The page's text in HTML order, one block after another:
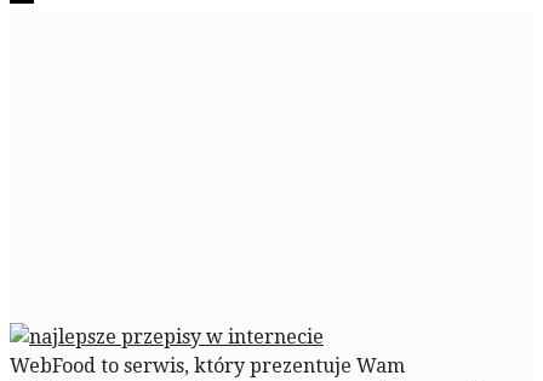
WebFood to serwis, który prezentuje Wam